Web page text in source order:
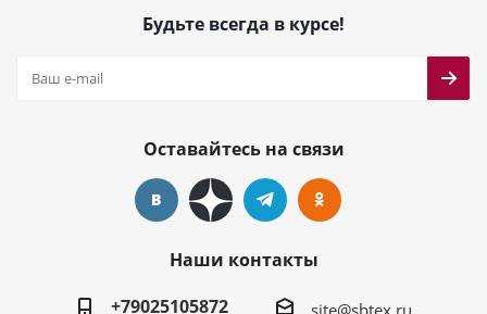
Будьте всегда в курсе!
Оставайтесь на связи
Наши контакты
+79025105872
site@sbtex.ru